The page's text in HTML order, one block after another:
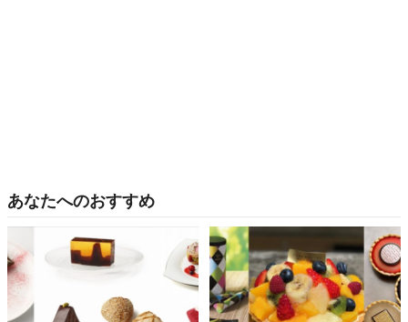
あなたへのおすすめ